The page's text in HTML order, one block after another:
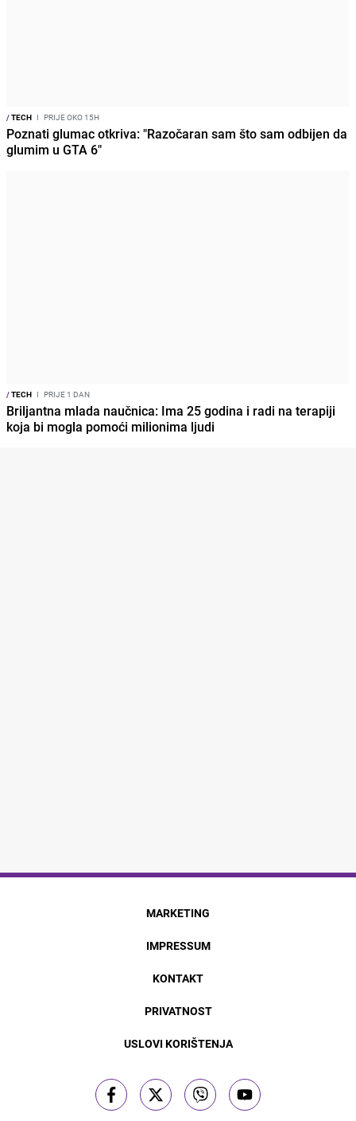
/TECH I PRIJE OKO 15H
Poznati glumac otkriva: "Razočaran sam što sam odbijen da
glumim u GTA 6"
/TECH I PRIJE 1 DAN
Briljantna mlada naučnica: Ima 25 godina i radi na terapiji
koja bi mogla pomoći milionima ljudi
MARKETING
IMPRESSUM
KONTAKT
PRIVATNOST
USLOVI KORIŠTENJA